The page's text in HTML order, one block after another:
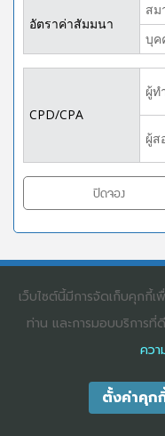
อัตราค่าสัมมนา
สม
บุค
CPD/CPA
ผู้
ผู้
ปิดจอง
RIGHTS RESERVED. E-
เว็บไซต์นี้มีการจัดเก็บคุกกี้
ท่าน และการมอบบริการที่
คว
ตั้งค่าคุก